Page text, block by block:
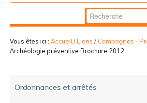
PARTICIPER
Chercher par
Recherche
avancée…
Vous êtes ici : Accueil /Liens / Campagnes -
Archéologie préventive Brochure 2012
Ordonnances et arrêtés